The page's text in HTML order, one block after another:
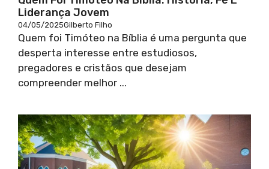
Liderança Jovem
04/05/2025Gilberto Filho
Quem foi Timóteo na Bíblia é uma pergunta que
desperta interesse entre estudiosos,
pregadores e cristãos que desejam
compreender melhor ...